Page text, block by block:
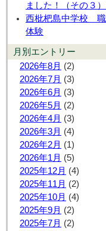
ました！（その３
西枇杷島中学校
体験
月別エントリー
2026年8月 (2)
2026年7月 (3)
2026年6月 (3)
2026年5月 (2)
2026年4月 (3)
2026年3月 (4)
2026年2月 (1)
2026年1月 (5)
2025年12月 (4)
2025年11月 (2)
2025年10月 (4)
2025年9月 (2)
2025年7月 (2)